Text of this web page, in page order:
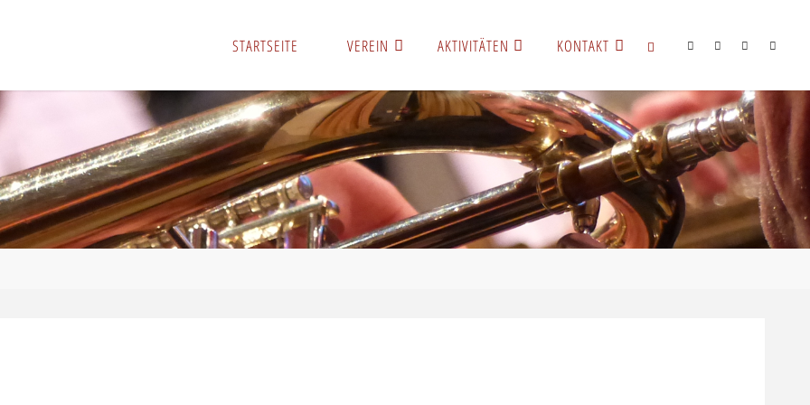
STARTSEITE VEREIN AKTIVITÄTEN KONTAKT
SUCHEN